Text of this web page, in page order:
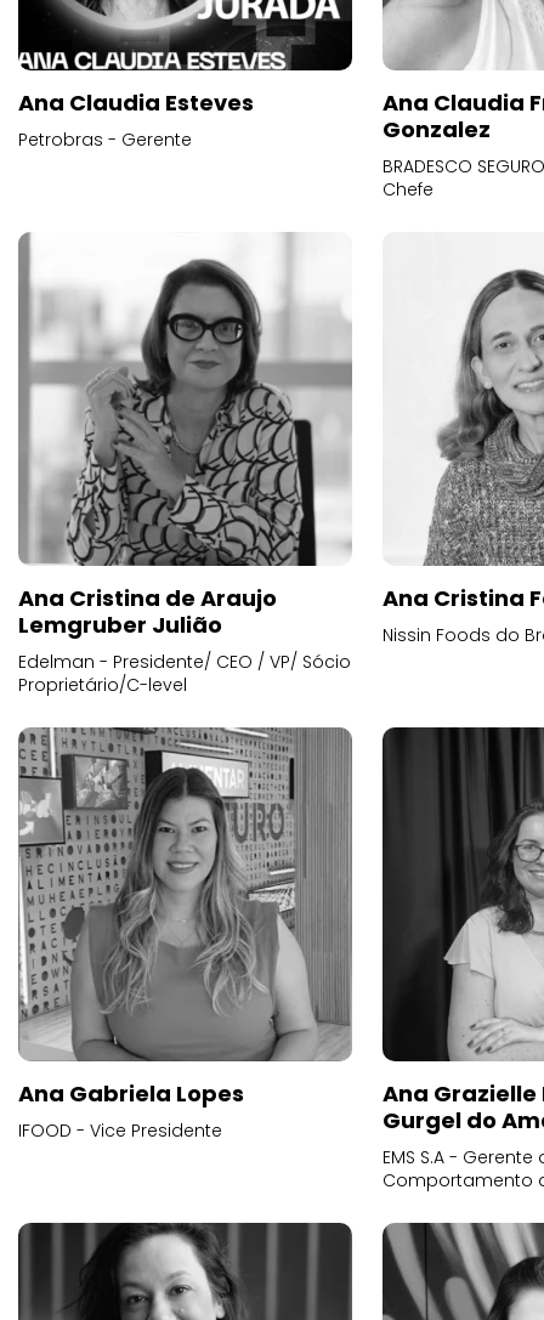
Ana Claudia Esteves
Petrobras - Gerente
Ana Claudia
Gonzalez
BRADESCO
Chefe
Ana Cristina de Araujo
Lemgruber Julião
Edelman - Presidente/ CEO / VP/ Sócio
Proprietário/C-level
Ana Cristina
Nissin Foods do
Ana Gabriela Lopes
IFOOD - Vice Presidente
Ana
Gurgel do
EMS S.A -
Comportamento